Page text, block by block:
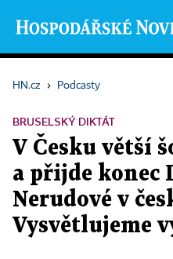
HN.cz › Podcasty
BRUSELSKÝ DIKTÁT
V Česku větší
a přijde konec
Nerudové v
Vysvětlujeme